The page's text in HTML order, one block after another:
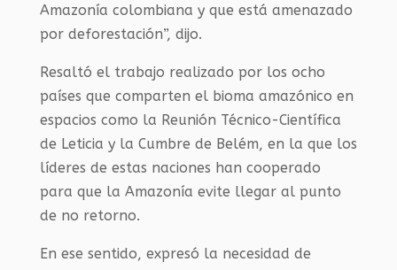
Amazonía colombiana y que está amenazado
por deforestación”, dijo.
Resaltó el trabajo realizado por los ocho
países que comparten el bioma amazónico en
espacios como la Reunión Técnico-Científica
de Leticia y la Cumbre de Belém, en la que los
líderes de estas naciones han cooperado
para que la Amazonía evite llegar al punto
de no retorno.
En ese sentido, expresó la necesidad de